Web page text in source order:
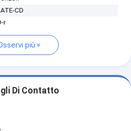
CD
r
più
Di Contatto